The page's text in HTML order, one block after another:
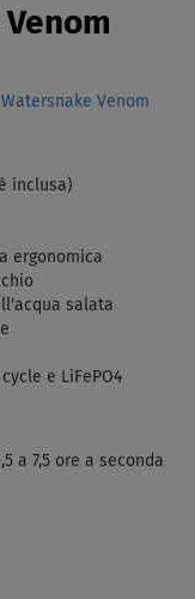
Venom
inclusa)
ergonomica
salata
e LiFePO4
a 7,5 ore a seconda